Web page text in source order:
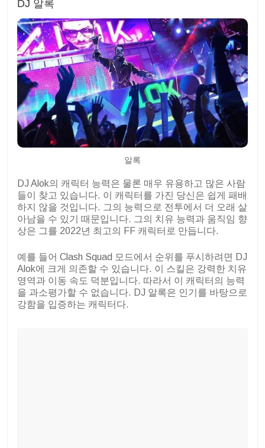
DJ 알록
알록
DJ Alok의 캐릭터 능력은 물론 매우 유용하고 많은 사람
들이 찾고 있습니다. 이 캐릭터를 가진 당신은 쉽게 패배
하지 않을 것입니다. 그의 능력으로 전투에서 더 오래 살
아남을 수 있기 때문입니다. 그의 치유 능력과 움직임 향
상은 그를 2022년 최고의 FF 캐릭터로 만듭니다.
예를 들어 Clash Squad 모드에서 순위를 푸시하려면 DJ
Alok에 크게 의존할 수 있습니다. 이 스킬은 강력한 치유
영역과 이동 속도 덕분입니다. 따라서 이 캐릭터의 능력
을 과소평가할 수 없습니다. DJ 알록은 인기를 바탕으로
강함을 입증하는 캐릭터다.